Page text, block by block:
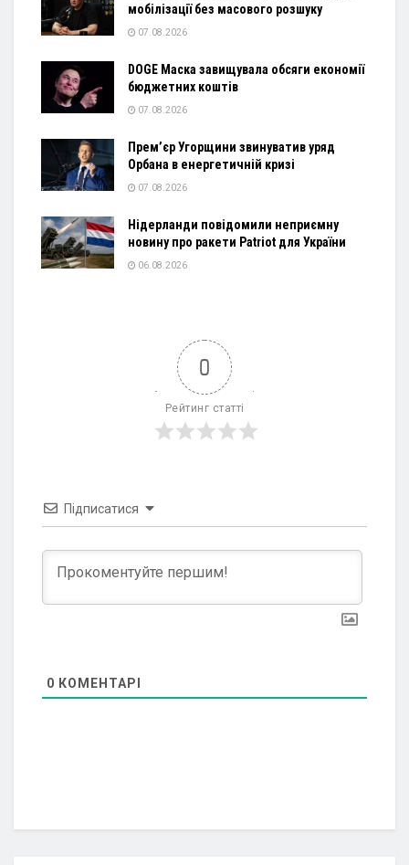
мобілізації без масового розшуку
07.08.2026
DOGE Маска завищувала обсяги економії
бюджетних коштів
07.08.2026
Прем’єр Угорщини звинуватив уряд
Орбана в енергетичній кризі
07.08.2026
Нідерланди повідомили неприємну
новину про ракети Patriot для України
06.08.2026
0
Рейтинг статті
Підписатися
0 КОМЕНТАРІ